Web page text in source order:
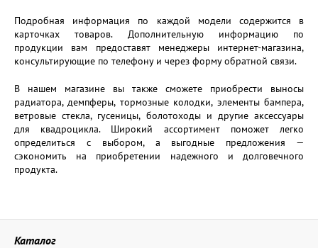
Подробная информация по каждой модели содержится в
карточках товаров. Дополнительную информацию по
продукции вам предоставят менеджеры интернет-магазина,
консультирующие по телефону и через форму обратной связи.
В нашем магазине вы также сможете приобрести выносы
радиатора, демпферы, тормозные колодки, элементы бампера,
ветровые стекла, гусеницы, болотоходы и другие аксессуары
для квадроцикла. Широкий ассортимент поможет легко
определиться с выбором, а выгодные предложения —
сэкономить на приобретении надежного и долговечного
продукта.
Каталог